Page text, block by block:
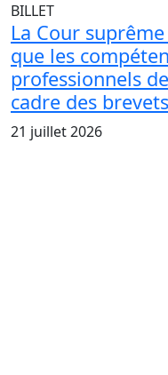
BILLET
La Cour
que les
professionnels
cadre des brevets
21 juillet 2026